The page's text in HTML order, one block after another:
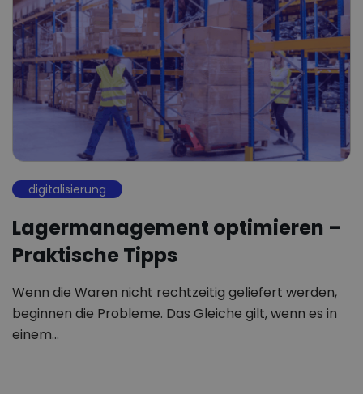
digitalisierung
Lagermanagement optimieren –
Praktische Tipps
Wenn die Waren nicht rechtzeitig geliefert werden,
beginnen die Probleme. Das Gleiche gilt, wenn es in
einem…